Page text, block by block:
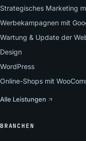
Strategisches Marketing
Werbekampagnen mit
Wartung & Update der
Design
WordPress
Online-Shops mit
Alle Leistungen
BRANCHEN